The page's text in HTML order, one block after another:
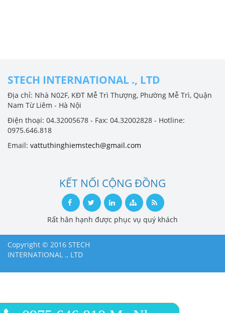
STECH INTERNATIONAL ., LTD
Địa chỉ: Nhà N02F, KĐT Mễ Trì Thượng, Phường Mễ Trì, Quận
Nam Từ Liêm - Hà Nội
Điện thoại: 04.32005678 - Fax: 04.32002828 - Hotline:
0975.646.818
Email: vattuthinghiemstech@gmail.com
KẾT NỐI CỘNG ĐỒNG
Rất hân hạnh được phục vụ quý khách
Copyright © 2016 STECH
INTERNATIONAL ., LTD